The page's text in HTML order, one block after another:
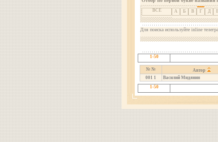
ВСЕ А Б В Г Д
Для поиска используйте inline
1-50
№ №
Автор
001 1
Василий Мидянин
1-50